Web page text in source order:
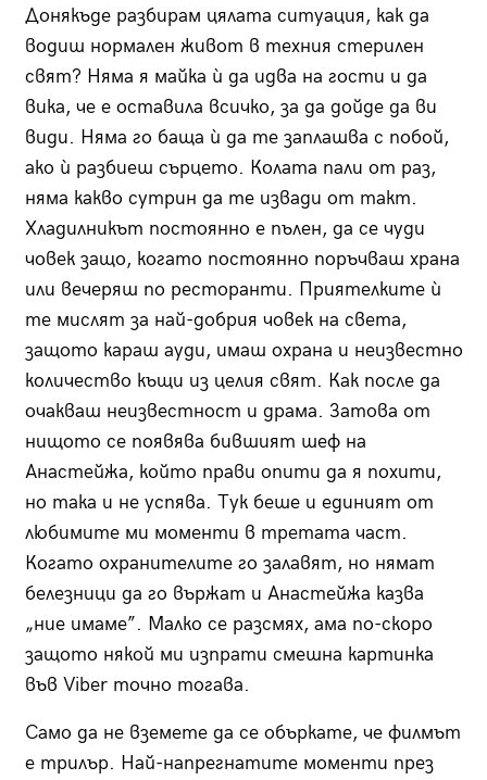
Донякъде разбирам цялата ситуация, как да
водиш нормален живот в техния стерилен
свят? Няма я майка ѝ да идва на гости и да
вика, че е оставила всичко, за да дойде да ви
види. Няма го баща ѝ да те заплашва с побой,
ако ѝ разбиеш сърцето. Колата пали от раз,
няма какво сутрин да те извади от такт.
Хладилникът постоянно е пълен, да се чуди
човек защо, когато постоянно поръчваш храна
или вечеряш по ресторанти. Приятелките ѝ
те мислят за най-добрия човек на света,
защото караш ауди, имаш охрана и неизвестно
количество къщи из целия свят. Как после да
очакваш неизвестност и драма. Затова от
нищото се появява бившият шеф на
Анастейжа, който прави опити да я похити,
но така и не успява. Тук беше и единият от
любимите ми моменти в третата част.
Когато охранителите го залавят, но нямат
белезници да го вържат и Анастейжа казва
„ние имаме”. Малко се разсмях, ама по-скоро
защото някой ми изпрати смешна картинка
във Viber точно тогава.
Само да не вземете да се объркате, че филмът
е трилър. Най-напрегнатите моменти през